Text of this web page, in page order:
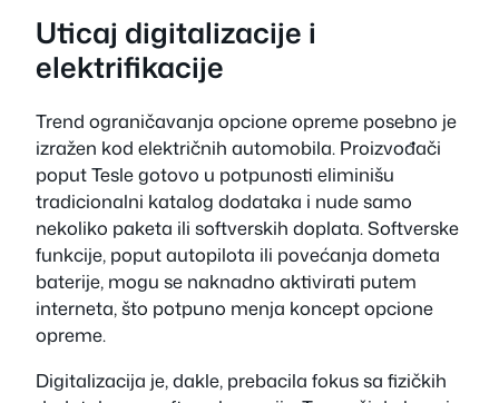
Uticaj digitalizacije i
elektrifikacije
Trend ograničavanja opcione opreme posebno je
izražen kod električnih automobila. Proizvođači
poput Tesle gotovo u potpunosti eliminišu
tradicionalni katalog dodataka i nude samo
nekoliko paketa ili softverskih doplata. Softverske
funkcije, poput autopilota ili povećanja dometa
baterije, mogu se naknadno aktivirati putem
interneta, što potpuno menja koncept opcione
opreme.
Digitalizacija je, dakle, prebacila fokus sa fizičkih